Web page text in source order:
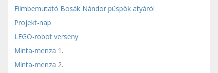
Filmbemutató Bosák Nándor püspök atyáról
Projekt-nap
LEGO-robot verseny
Minta-menza 1.
Minta-menza 2.